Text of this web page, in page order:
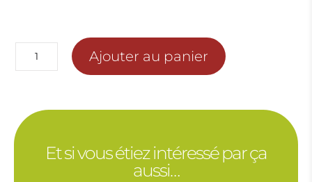
70.00€
quantité
de
ROSES
BLANCHES
Ajouter au panier
Et si vous étiez intéressé par ça
aussi…